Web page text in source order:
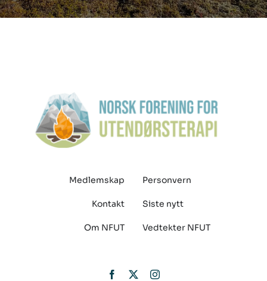
Medlemskap
Kontakt
Om NFUT
Personvern
Siste nytt
Vedtekter NFUT